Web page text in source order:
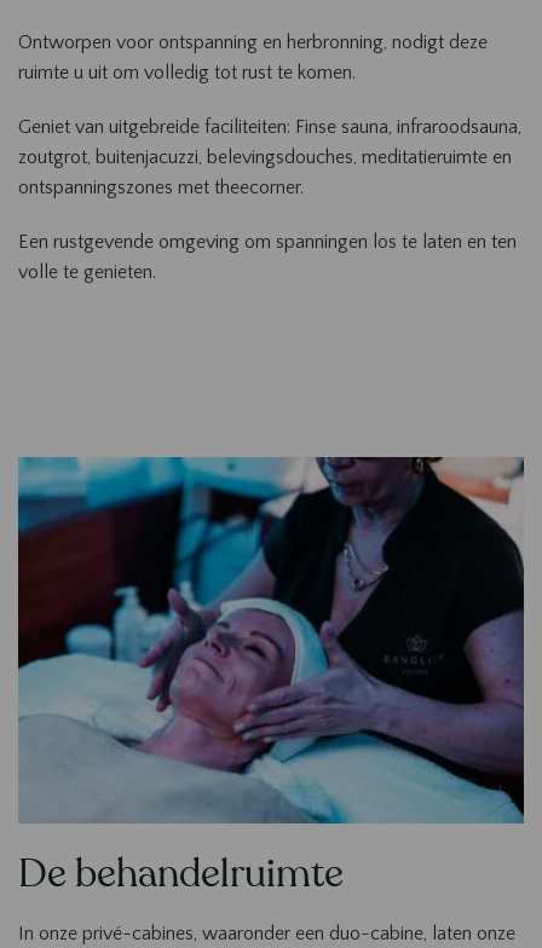
Ontworpen voor ontspanning en herbronning, nodigt deze
ruimte u uit om volledig tot rust te komen.
Geniet van uitgebreide faciliteiten: Finse sauna, infraroodsauna,
zoutgrot, buitenjacuzzi, belevingsdouches, meditatieruimte en
ontspanningszones met theecorner.
Een rustgevende omgeving om spanningen los te laten en ten
volle te genieten.
Contenu
De behandelruimte
In onze privé-cabines, waaronder een duo-cabine, laten onze